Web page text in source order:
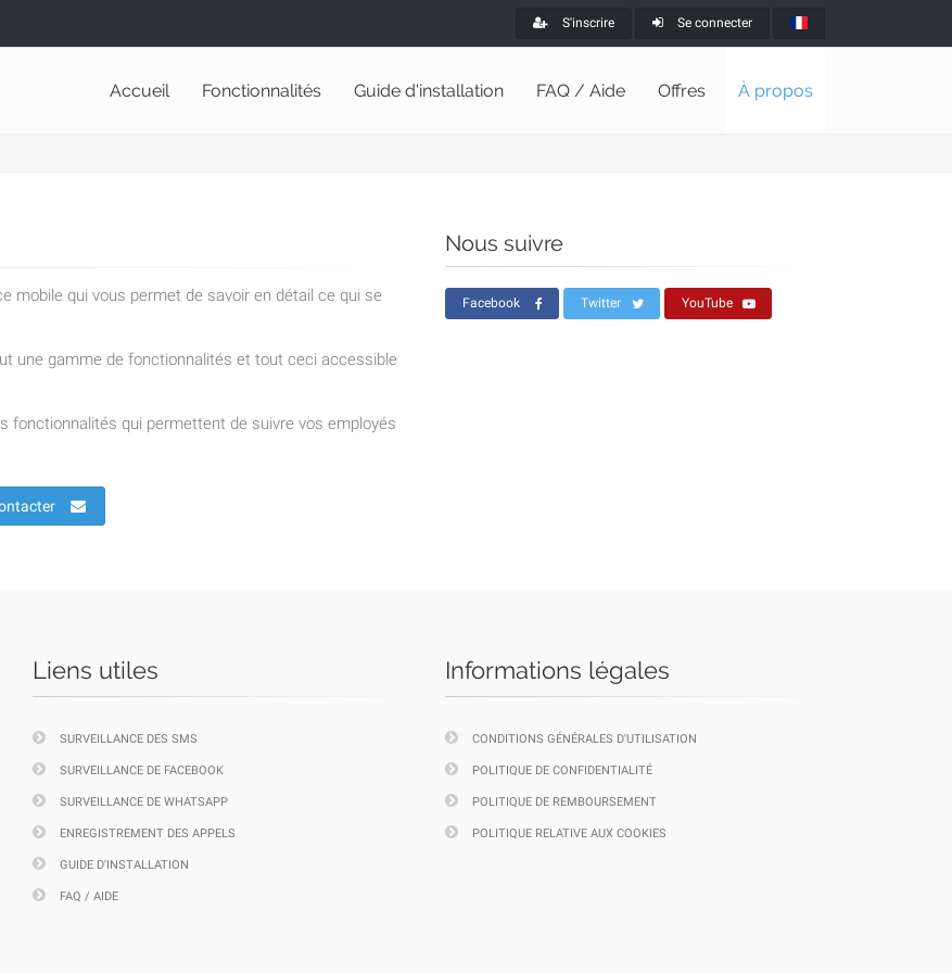
S'inscrire Se connecter
Accueil Fonctionnalités Guide d'installation FAQ / Aide Offres À propos
mobile qui vous permet de savoir en détail ce qui se
une gamme de fonctionnalités et tout ceci accessible
fonctionnalités qui permettent de suivre vos employés
Nous suivre
Facebook Twitter YouTube
Liens utiles
SURVEILLANCE DES SMS
SURVEILLANCE DE FACEBOOK
SURVEILLANCE DE WHATSAPP
ENREGISTREMENT DES APPELS
GUIDE D'INSTALLATION
FAQ / AIDE
Informations légales
CONDITIONS GÉNÉRALES D'UTILISATION
POLITIQUE DE CONFIDENTIALITÉ
POLITIQUE DE REMBOURSEMENT
POLITIQUE RELATIVE AUX COOKIES